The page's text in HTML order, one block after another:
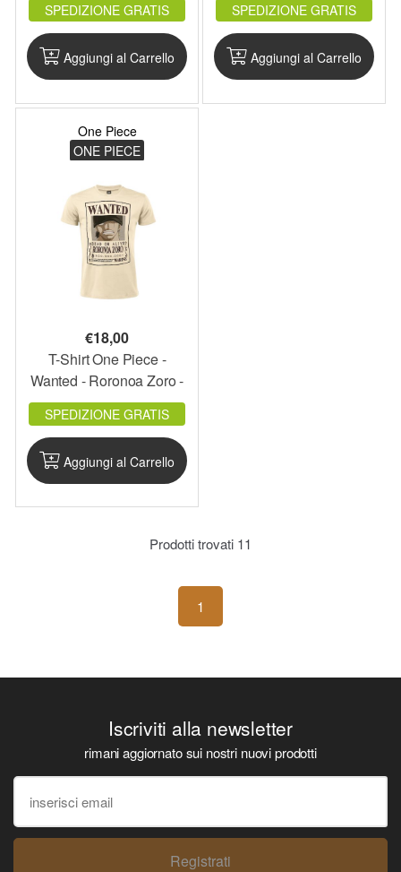
SPEDIZIONE GRATIS
Aggiungi al Carrello
SPEDIZIONE GRATIS
Aggiungi al Carrello
One Piece
ONE PIECE
€18,00
T-Shirt One Piece -
Wanted - Roronoa Zoro -
OPWRZ.NAT
SPEDIZIONE GRATIS
Aggiungi al Carrello
Prodotti trovati 11
1
Iscriviti alla newsletter
rimani aggiornato sui nostri nuovi prodotti
Registrati